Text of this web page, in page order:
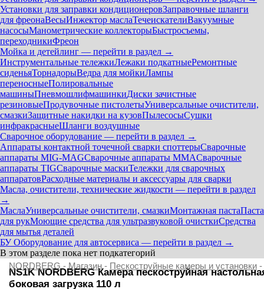
Установки для заправки кондиционеровЗаправочные шланги
для фреонаВесыИнжектор маслаТечеискателиВакуумные
насосыМанометрические коллекторыБыстросъемы,
переходникиФреон
Мойка и детейлинг — перейти в раздел →
Инструментальные тележкиЛежаки подкатныеРемонтные
сиденьяТорнадорыВедра для мойкиЛампы
переносныеПолировальные
машиныПневмошлифмашинкиДиски зачистные
резиновыеПродувочные пистолетыУниверсальные очистители,
смазкиЗащитные накидки на кузовПылесосыСушки
инфракрасныеШланги воздушные
Сварочное оборудование — перейти в раздел →
Аппараты контактной точечной сварки cпоттерыСварочные
аппараты MIG-MAGСварочные аппараты MMAСварочные
аппараты TIGСварочные маскиТележки для сварочных
аппаратовРасходные материалы и аксессуары для сварки
Масла, очистители, технические жидкости — перейти в раздел
→
МаслаУниверсальные очистители, смазкиМонтажная пастаПаста
для рукМоющие средства для ультразвуковой очисткиСредства
для мытья деталей
БУ Оборудование для автосервиса — перейти в раздел →
В этом разделе пока нет подкатегорий
NORDBERG - Магазин - Пескоструйные камеры и установки -
NS1K NORDBERG Камера пескоструйная
боковая загрузка 110 л